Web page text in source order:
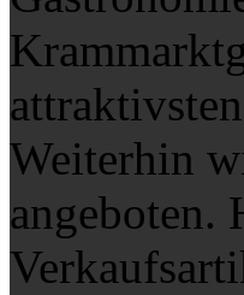
Weiterhin
angeboten.